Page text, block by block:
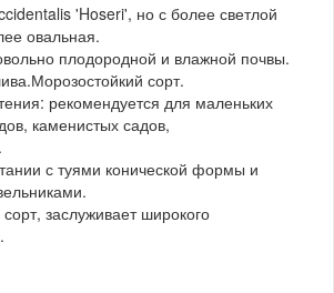
'Hoseri', но с более светлой
овальная.
плодородной и влажной почвы.
сорт.
рекомендуется для маленьких
каменистых садов,
с туями конической формы и
заслуживает широкого